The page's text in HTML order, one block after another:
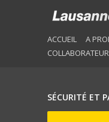
ACCUEIL A
SÉCURITÉ ET